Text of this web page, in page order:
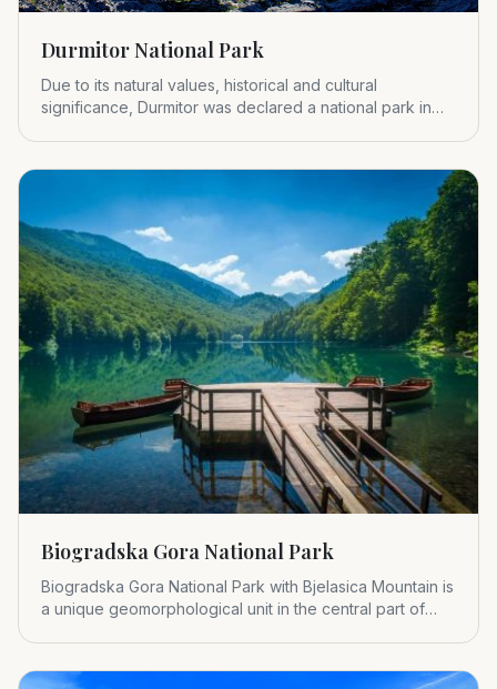
Durmitor National Park
Due to its natural values, historical and cultural
significance, Durmitor was declared a national park in
Biogradska Gora National Park
Biogradska Gora National Park with Bjelasica Mountain is
a unique geomorphological unit in the central part of